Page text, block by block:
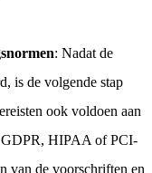
: Nadat de
is de volgende stap
ook voldoen aan
GDPR, HIPAA of PCI-
van de voorschriften en